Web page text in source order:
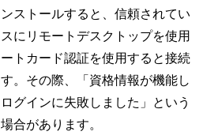
ストールすると、信頼されてい
にリモートデスクトップを使用
トカード認証を使用すると接続
。その際、「資格情報が機能し
グインに失敗しました」という
合があります。